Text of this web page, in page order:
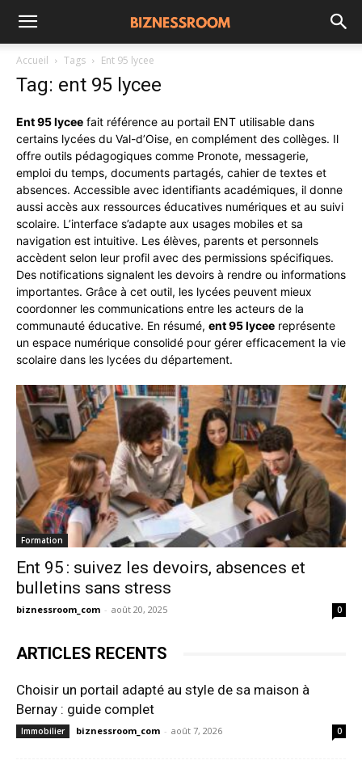
Accueil Tags Ent 95 lycee
Tag: ent 95 lycee
Ent 95 lycee fait référence au portail ENT utilisable dans
certains lycées du Val-d’Oise, en complément des collèges. Il
offre outils pédagogiques comme Pronote, messagerie,
emploi du temps, documents partagés, cahier de textes et
absences. Accessible avec identifiants académiques, il donne
aussi accès aux ressources éducatives numériques et au suivi
scolaire. L’interface s’adapte aux usages mobiles et sa
navigation est intuitive. Les élèves, parents et personnels
accèdent selon leur profil avec des permissions spécifiques.
Des notifications signalent les devoirs à rendre ou informations
importantes. Grâce à cet outil, les lycées peuvent mieux
coordonner les communications entre les acteurs de la
communauté éducative. En résumé, ent 95 lycee représente
un espace numérique consolidé pour gérer efficacement la vie
scolaire dans les lycées du département.
Formation
Ent 95 : suivez les devoirs, absences et
bulletins sans stress
biznessroom_com - août 20, 2025 0
ARTICLES RECENTS
Choisir un portail adapté au style de sa maison à
Bernay : guide complet
Immobilier biznessroom_com - août 7, 2026 0